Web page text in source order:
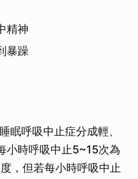
精神
暴躁
眠呼吸中止症分成輕、
小時呼吸中止5~15次為
，但若每小時呼吸中止